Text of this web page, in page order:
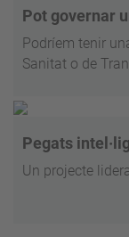
Pot governar
Podríem tenir
Sanitat o de
Pegats
Un projecte